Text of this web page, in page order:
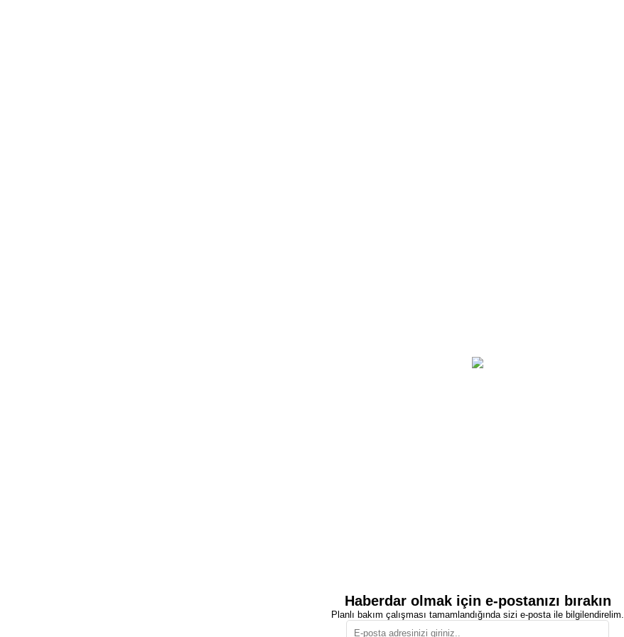
Haberdar olmak için e-postanızı bırakın
Planlı bakım çalışması tamamlandığında sizi e-posta ile bilgilendirelim.